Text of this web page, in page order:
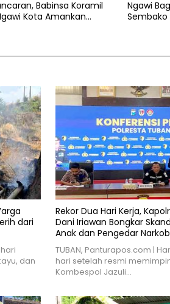
Babinsa Koramil
Kota Amankan
Ngawi
Sembako
dari
dan
Rekor Dua Hari Kerja,
Dani Iriawan Bongkar
Anak dan Pengedar
TUBAN, Panturapos.com |
hari setelah resmi
Kombespol Jazuli…